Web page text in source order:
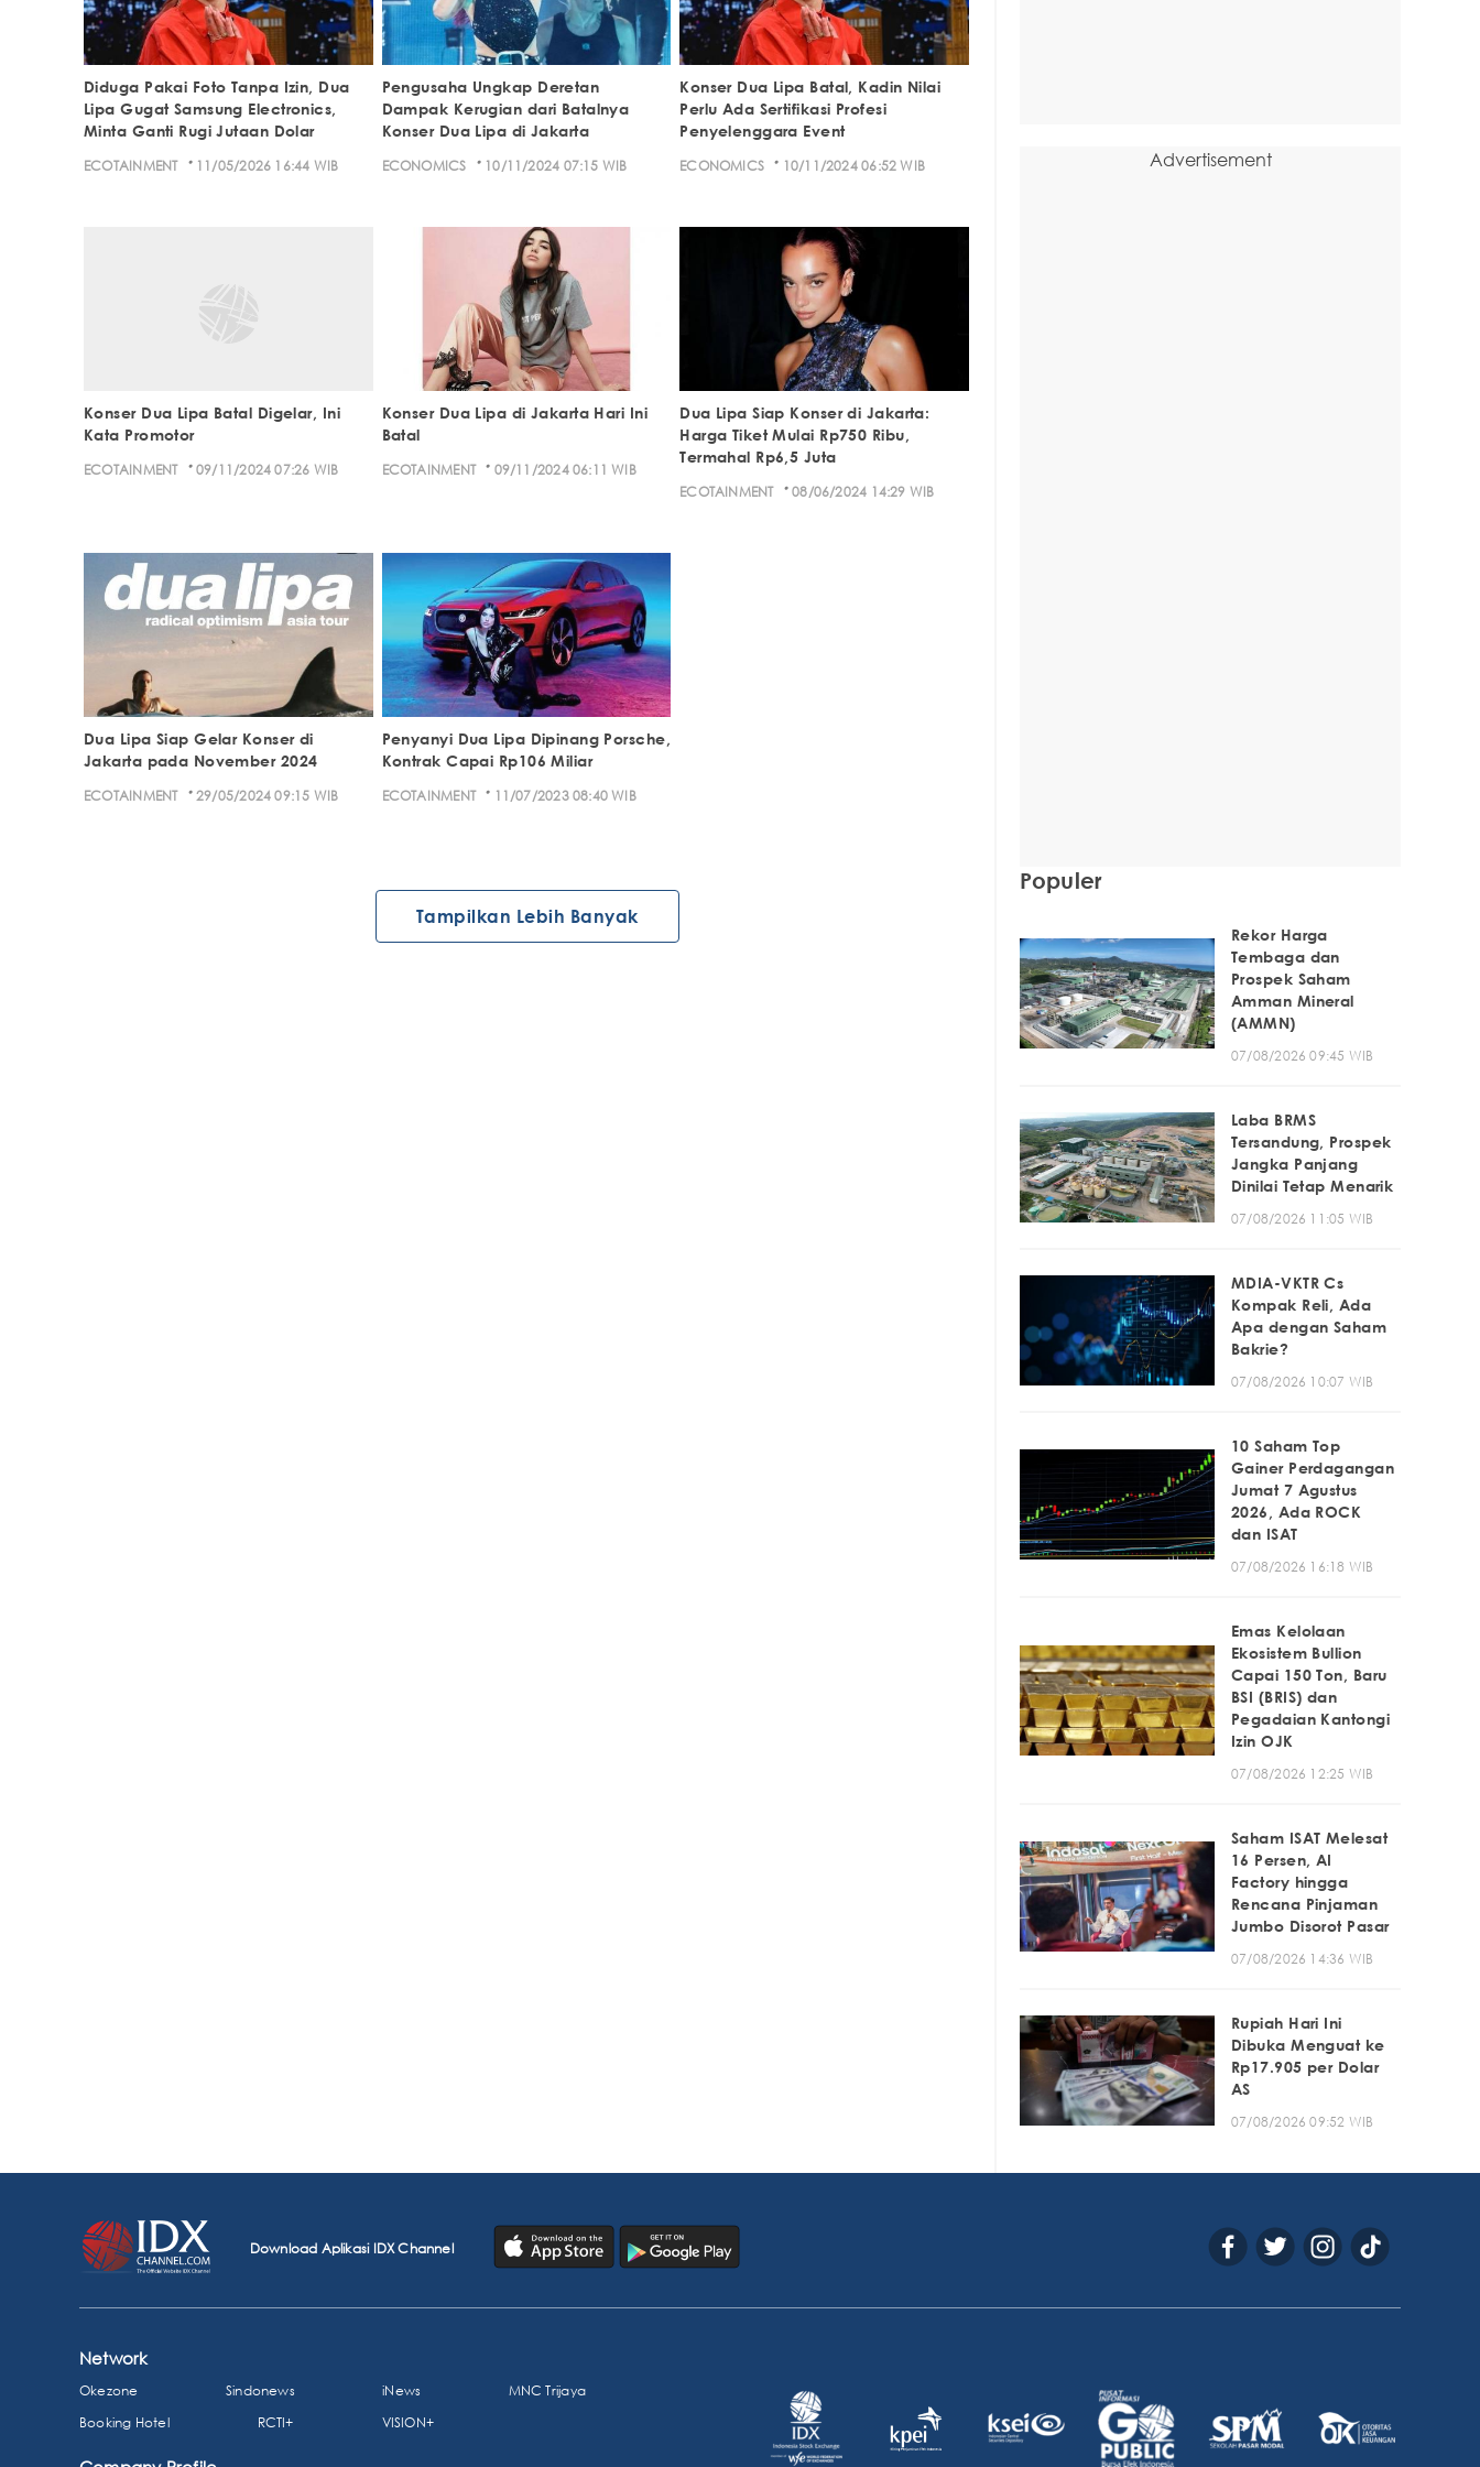
Diduga Pakai Foto Tanpa Izin, Dua
Lipa Gugat Samsung Electronics,
Minta Ganti Rugi Jutaan Dolar
ECOTAINMENT · 11/05/2026 16:44 WIB
Pengusaha Ungkap Deretan
Dampak Kerugian dari Batalnya
Konser Dua Lipa di Jakarta
ECONOMICS · 10/11/2024 07:15 WIB
Konser Dua Lipa Batal, Kadin Nilai
Perlu Ada Sertifikasi Profesi
Penyelenggara Event
ECONOMICS · 10/11/2024 06:52 WIB
Konser Dua Lipa Batal Digelar, Ini
Kata Promotor
ECOTAINMENT · 09/11/2024 07:26 WIB
Konser Dua Lipa di Jakarta Hari Ini
Batal
ECOTAINMENT · 09/11/2024 06:11 WIB
Dua Lipa Siap Konser di Jakarta:
Harga Tiket Mulai Rp750 Ribu,
Termahal Rp6,5 Juta
ECOTAINMENT · 08/06/2024 14:29 WIB
Dua Lipa Siap Gelar Konser di
Jakarta pada November 2024
ECOTAINMENT · 29/05/2024 09:15 WIB
Penyanyi Dua Lipa Dipinang Porsche,
Kontrak Capai Rp106 Miliar
ECOTAINMENT · 11/07/2023 08:40 WIB
Tampilkan Lebih Banyak
Advertisement
Populer
Rekor Harga
Tembaga dan
Prospek Saham
Amman Mineral
(AMMN)
07/08/2026 09:45 WIB
Laba BRMS
Tersandung, Prospek
Jangka Panjang
Dinilai Tetap Menarik
07/08/2026 11:05 WIB
MDIA-VKTR Cs
Kompak Reli, Ada
Apa dengan Saham
Bakrie?
07/08/2026 10:07 WIB
10 Saham Top
Gainer Perdagangan
Jumat 7 Agustus
2026, Ada ROCK
dan ISAT
07/08/2026 16:18 WIB
Emas Kelolaan
Ekosistem Bullion
Capai 150 Ton, Baru
BSI (BRIS) dan
Pegadaian Kantongi
Izin OJK
07/08/2026 12:25 WIB
Saham ISAT Melesat
16 Persen, AI
Factory hingga
Rencana Pinjaman
Jumbo Disorot Pasar
07/08/2026 14:36 WIB
Rupiah Hari Ini
Dibuka Menguat ke
Rp17.905 per Dolar
AS
07/08/2026 09:52 WIB
Download Aplikasi IDX Channel
Network
Okezone Sindonews iNews
MNC Trijaya
Booking Hotel
RCTI+ VISION+